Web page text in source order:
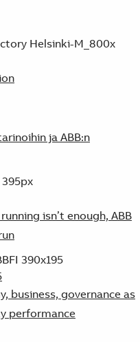
ja ABB:n
isn’t enough, ​ABB
business, governance as
performance